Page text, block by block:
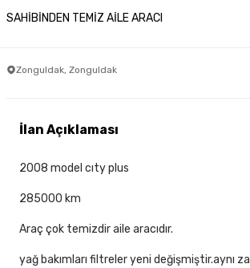
SAHİBİNDEN TEMİZ AİLE ARACI
Zonguldak, Zonguldak
İlan Açıklaması
2008 model cıty plus
285000 km
Araç çok temizdir aile aracıdır.
yağ bakımları filtreler yeni değişmiştir.aynı